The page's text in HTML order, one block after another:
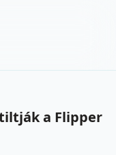
a Flipper